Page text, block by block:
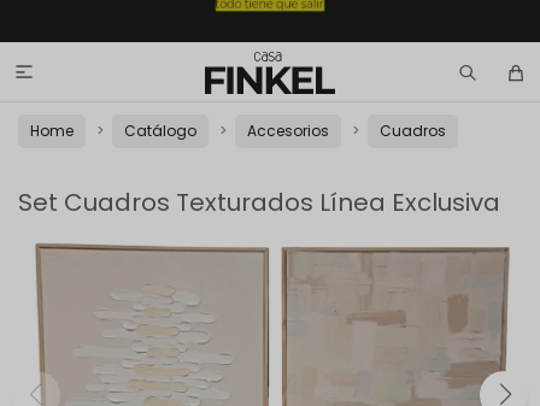

Home Catálogo Accesorios Cuadros
Set Cuadros Texturados Línea Exclusiva